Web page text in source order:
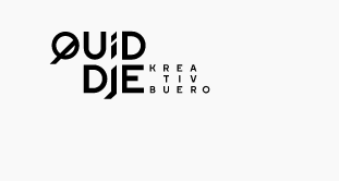
Inhalt
springen